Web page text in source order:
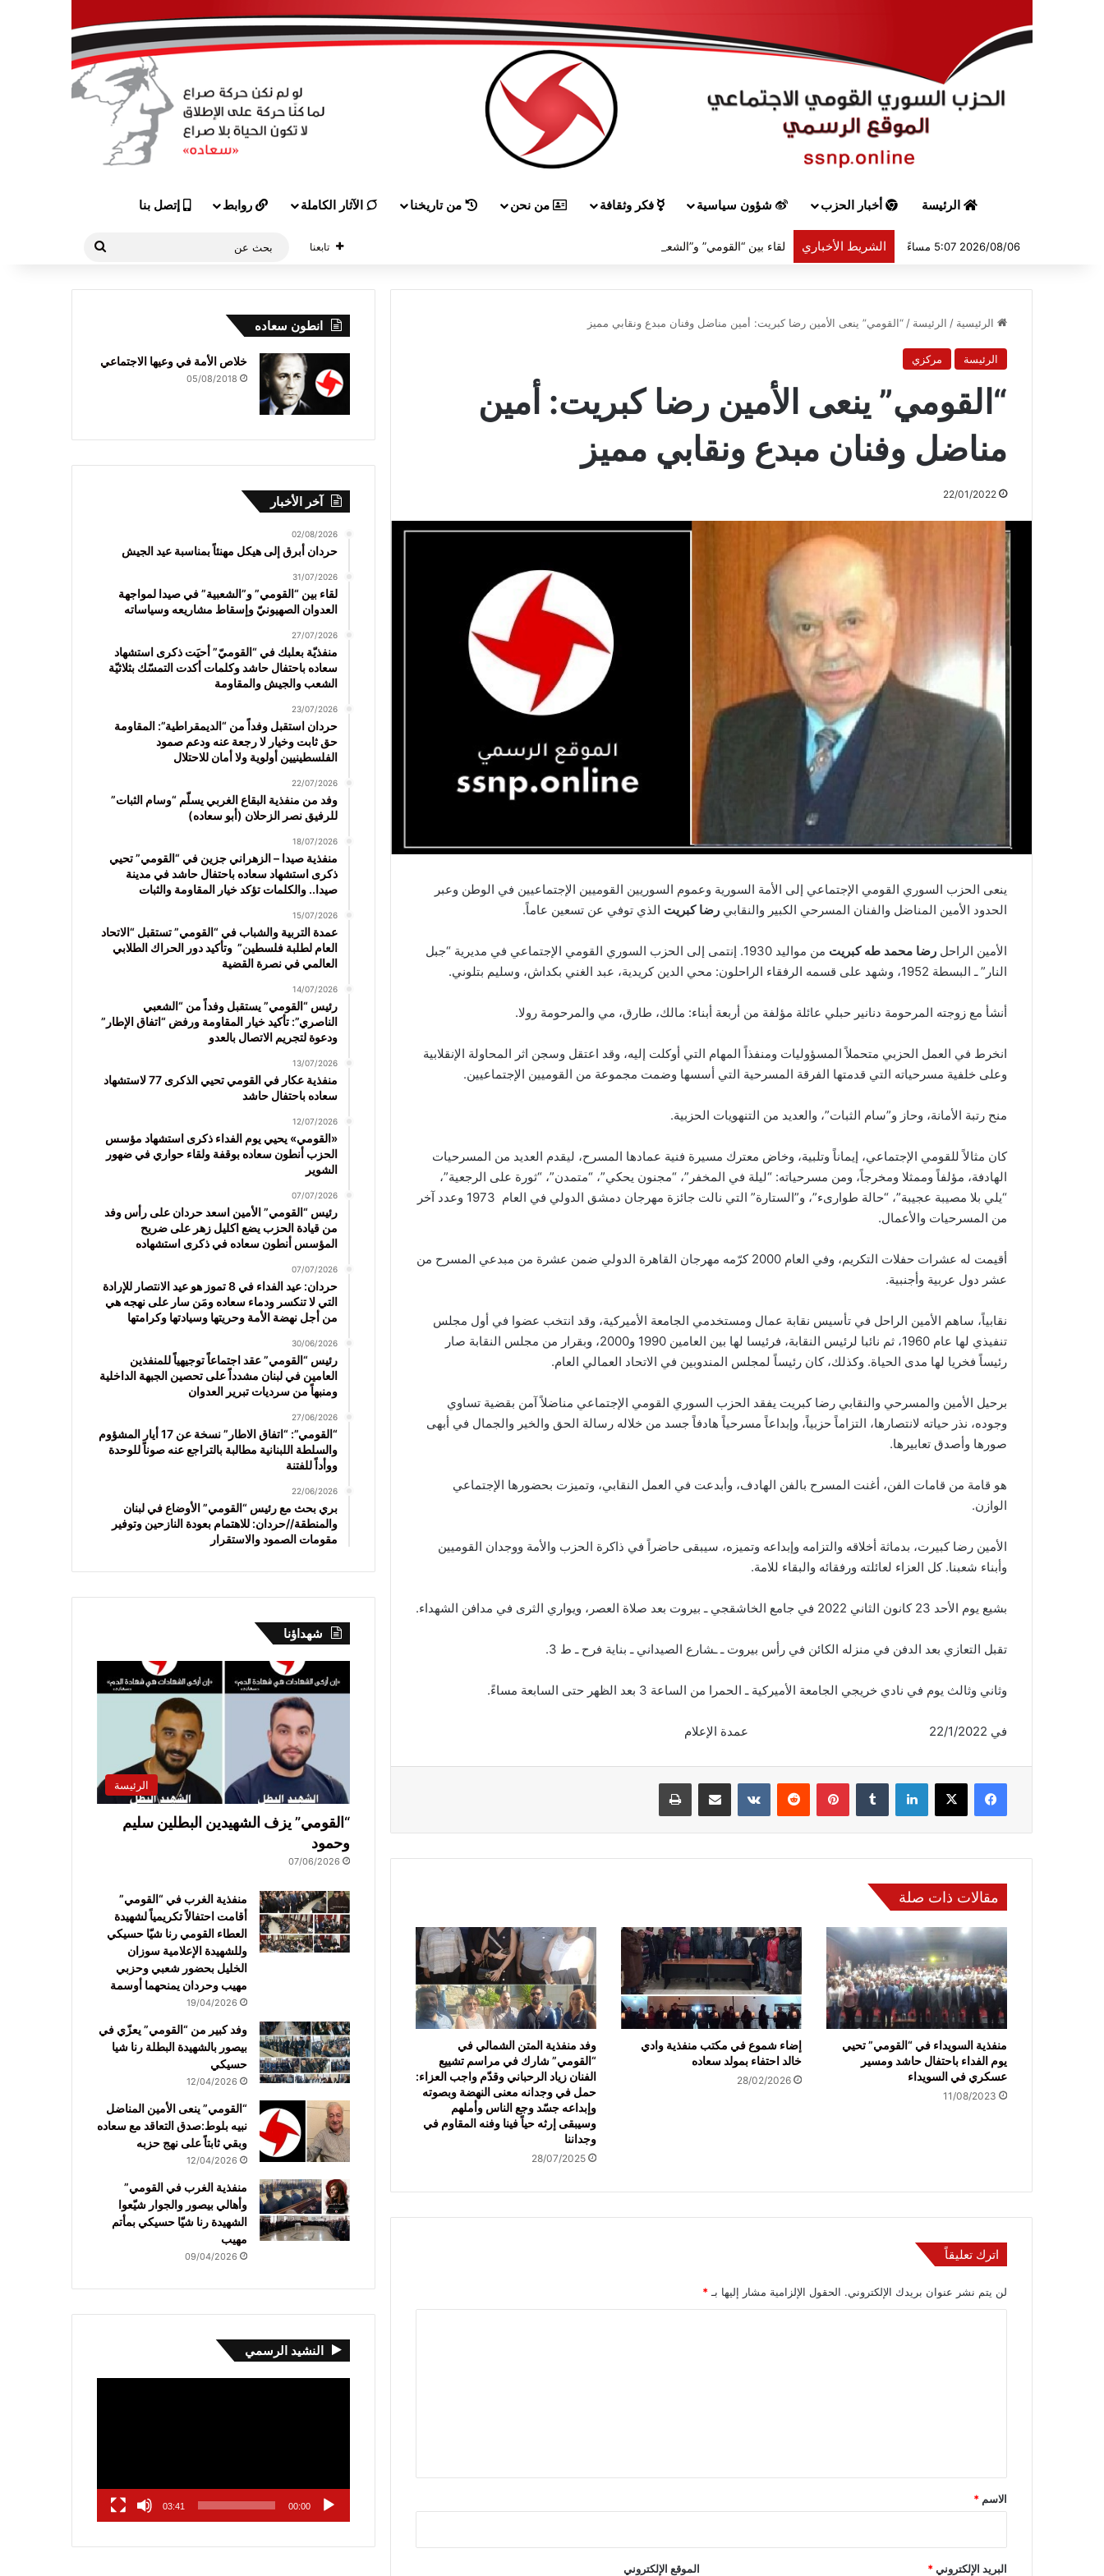
الرئيسة أخبار الحزب شؤون سياسية فكر وثقافة من نحن من تاريخنا الآثار الكاملة روابط إتصل بنا
2026/08/06 5:07 مساءً الشريط الأخباري تابعنا
الرئيسية / الرئيسة / “القومي” ينعى الأمين رضا كبريت: أمين مناضل وفنان مبدع ونقابي مميز
الرئيسة مركزي
“القومي” ينعى الأمين رضا كبريت: أمين
مناضل وفنان مبدع ونقابي مميز
22/01/2022
ينعى الحزب السوري القومي الإجتماعي إلى الأمة السورية وعموم السوريين القوميين الإجتماعيين في الوطن وعبر
الحدود الأمين المناضل والفنان المسرحي الكبير والنقابي رضا كبريت الذي توفي عن تسعين عاماً.
الأمين الراحل رضا محمد طه كبريت
من مواليد 1930. إنتمى إلى الحزب السوري القومي الإجتماعي في مديرية “جبل
النار” ـ البسطة 1952، وشهد على قسمه الرفقاء الراحلون: محي الدين كريدية، عبد الغني بكداش، وسليم بتلوني.
أنشأ مع زوجته المرحومة دنانير حبلي عائلة مؤلفة من أربعة أبناء: مالك، طارق، مي والمرحومة رولا.
انخرط في العمل الحزبي متحملاً المسؤوليات ومنفذاً المهام التي أوكلت إليه، وقد اعتقل وسجن اثر المحاولة الإنقلابية
وعلى خلفية مسرحياته التي قدمتها الفرقة المسرحية التي أسسها وضمت مجموعة من القوميين الإجتماعيين.
منح رتبة الأمانة، وحاز و”سام الثبات”، والعديد من التنهويات الحزبية.
كان مثالاً للقومي الإجتماعي، إيماناً وتلبية، وخاض معترك مسيرة فنية عمادها المسرح، ليقدم العديد من المسرحيات
الهادفة، مؤلفاً وممثلا ومخرجاً، ومن مسرحياته: “ليلة في المخفر”، “مجنون يحكي”، “متمدن”، “ثورة على الرجعية”،
“يلي بلا مصيبة عجيبة”، “حالة طوارىء”، و”الستارة” التي نالت جائزة مهرجان دمشق الدولي في العام 1973 وعدد آخر
من المسرحيات والأعمال.
أقيمت له عشرات حفلات التكريم، وفي العام 2000 كرّمه مهرجان القاهرة الدولي ضمن عشرة من مبدعي المسرح من
عشر دول عربية وأجنبية.
نقابياً، ساهم الأمين الراحل في تأسيس نقابة عمال ومستخدمي الجامعة الأميركية، وقد انتخب عضوا في أول مجلس
تنفيذي لها عام 1960، ثم نائبا لرئيس النقابة، فرئيسا لها بين العامين 1990 و2000، وبقرار من مجلس النقابة صار
رئيساً فخريا لها مدى الحياة. وكذلك، كان رئيساً لمجلس المندوبين في الاتحاد العمالي العام.
برحيل الأمين والمسرحي والنقابي رضا كبريت يفقد الحزب السوري القومي الإجتماعي مناضلاً آمن بقضية تساوي
وجوده، نذر حياته لانتصارها، التزاماً حزبياً، وإبداعاً مسرحياً هادفاً جسد من خلاله رسالة الحق والخير والجمال في أبهى
صورها وأصدق تعابيرها.
هو قامة من قامات الفن، أغنت المسرح بالفن الهادف، وأبدعت في العمل النقابي، وتميزت بحضورها الإجتماعي
الوازن.
الأمين رضا كبيرت، بدماثة أخلاقه والتزامه وإبداعه وتميزه، سيبقى حاضراً في ذاكرة الحزب والأمة ووجدان القوميين
وأبناء شعبنا. كل العزاء لعائلته ورفقائه والبقاء للامة.
بشيع يوم الأحد 23 كانون الثاني 2022 في جامع الخاشقجي ـ بيروت بعد صلاة العصر، ويواري الثرى في مدافن الشهداء.
تقبل التعازي بعد الدفن في منزله الكائن في رأس بيروت ـ ـشارع الصيداني ـ بناية فرح ـ ط 3.
وثاني وثالث يوم في نادي خريجي الجامعة الأميركية ـ الحمرا من الساعة 3 بعد الظهر حتى السابعة مساءً.
في 22/1/2022 عمدة الإعلام
فيسبوك لينكدإن بينتيريست
مقالات ذات صلة
منفذية السويداء في “القومي” تحيي
يوم الفداء باحتفال حاشد ومسير
عسكري في السويداء
11/08/2023
إضاء شموع في مكتب منفذية وادي
خالد احتفاء بمولد سعاده
28/02/2026
وفد منفذية المتن الشمالي في
“القومي” شارك في مراسم تشييع
الفنان زياد الرحباني وقدّم واجب العزاء:
حمل في وجدانه معنى النهضة وبصوته
وإبداعه جسّد وجع الناس وأملهم
وسيبقى إرثه حياً فينا وفنه المقاوم في
وجداننا
28/07/2025
اترك تعليقاً
لن يتم نشر عنوان بريدك الإلكتروني. الحقول الإلزامية مشار إليها بـ *
*
الاسم *
البريد الإلكتروني* الموقع الإلكتروني
انطون سعاده
خلاص الأمة في وعيها الاجتماعي
05/08/2018
آخر الأخبار
02/08/2026
حردان أبرق إلى هيكل مهنئاً بمناسبة عيد الجيش
31/07/2026
لقاء بين “القومي” و”الشعبية” في صيدا لمواجهة
العدوان الصهيونيّ وإسقاط مشاريعه وسياساته
27/07/2026
منفذيّة بعلبك في “القوميّ” أحيَت ذكرى استشهاد
سعاده باحتفال حاشد وكلمات أكدت التمسّك بثلاثيّة
الشعب والجيش والمقاومة
23/07/2026
حردان استقبل وفداً من “الديمقراطية”: المقاومة
حق ثابت وخيار لا رجعة عنه ودعم صمود
الفلسطينيين أولوية ولا أمان للاحتلال
22/07/2026
وفد من منفذية البقاع الغربي يسلّم “وسام الثبات”
للرفيق نصر الزحلان (أبو سعاده)
18/07/2026
منفذية صيدا – الزهراني جزين في “القومي” تحيي
ذكرى استشهاد سعاده باحتفال حاشد في مدينة
صيدا.. والكلمات تؤكد خيار المقاومة والثبات
15/07/2026
عمدة التربية والشباب في “القومي” تستقبل “الاتحاد
العام لطلبة فلسطين” وتأكيد دور الحراك الطلابي
العالمي في نصرة القضية
14/07/2026
رئيس “القومي” يستقبل وفداً من “الشعبي
الناصري”: تأكيد خيار المقاومة ورفض “اتفاق الإطار”
ودعوة لتجريم الاتصال بالعدو
13/07/2026
منفذية عكار في القومي تحيي الذكرى 77 لاستشهاد
سعاده باحتفال حاشد
12/07/2026
«القومي» يحيي يوم الفداء ذكرى استشهاد مؤسس
الحزب أنطون سعاده بوقفة ولقاء حواري في ضهور
الشوير
07/07/2026
رئيس “القومي” الأمين اسعد حردان على رأس وفد
من قيادة الحزب يضع اكليل زهر على ضريح
المؤسس أنطون سعاده في ذكرى استشهاده
07/07/2026
حردان: عيد الفداء في 8 تموز هو عيد الانتصار للإرادة
التي لا تنكسر ودماء سعاده ومَن سار على نهجه هي
من أجل نهضة الأمة وحريتها وسيادتها وكرامتها
30/06/2026
رئيس “القومي” عقد اجتماعاً توجيهياً للمنفذين
العامين في لبنان مشدداً على تحصين الجبهة الداخلية
ومنبهاً من سرديات تبرير العدوان
27/06/2026
“القومي”: “اتفاق الاطار” نسخة عن 17 أيار المشؤوم
والسلطة اللبنانية مطالبة بالتراجع عنه صوناً للوحدة
ووأداً للفتنة
22/06/2026
بري بحث مع رئيس “القومي” الأوضاع في لبنان
والمنطقة//حردان: للاهتمام بعودة النازحين وتوفير
مقومات الصمود والاستقرار
شهداؤنا
الرئيسة
“القومي” يزف الشهيدين البطلين سليم
وحمود
07/06/2026
منفذية الغرب في “القومي”
أقامت احتفالاً تكريمياً لشهيدة
العطاء القومي رنا شيّا حسيكي
وللشهيدة الإعلامية سوزان
الخليل بحضور شعبي وحزبي
مهيب وحردان يمنحهما أوسمة
19/04/2026
وفد كبير من “القومي” يعزّي في
بيصور بالشهيدة البطلة رنا شيا
حسيكي
12/04/2026
“القومي” ينعى الأمين المناضل
نبيه بلوط:صدق التعاقد مع سعاده
وبقي ثابتاً على نهج حزبه
12/04/2026
منفذية الغرب في القومي”
وأهالي بيصور والجوار شيّعوا
الشهيدة رنا شيّا حسيكي بمأتم
مهيب
09/04/2026
النشيد الرسمي
00:00
03:41